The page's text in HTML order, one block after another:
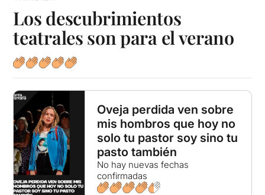
Los descubrimientos
teatrales son para el verano
Oveja perdida ven sobre
mis hombros que hoy no
solo tu pastor soy sino tu
pasto también
No hay nuevas fechas
confirmadas